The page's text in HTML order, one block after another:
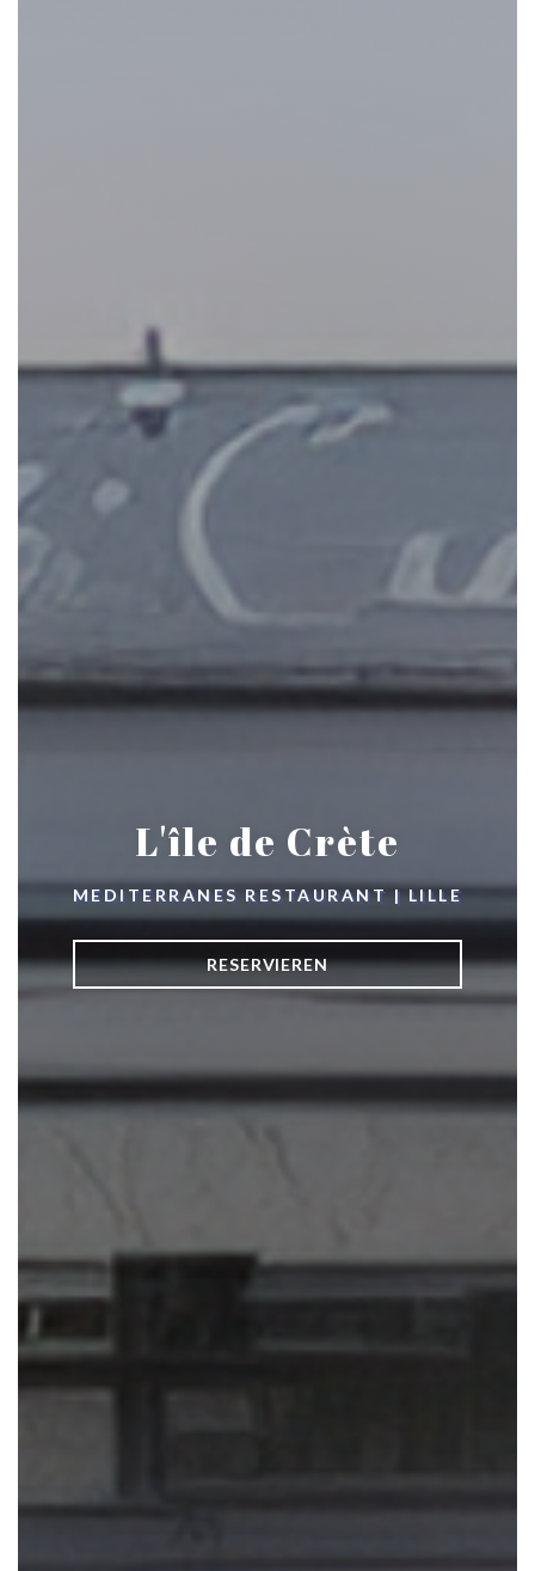
L'île de Crète
MEDITERRANES RESTAURANT | LILLE
RESERVIEREN